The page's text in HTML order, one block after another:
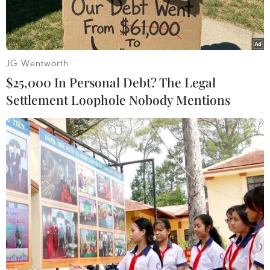
Ảnh minh họa. (Nguồn: www.abc.net.au)
Ngày 31/10, các bộ trưởng quốc phòng New
Zealand và Australia đã khẳng định quan hệ đối
tác quốc phòng song phương bền chặt thông
qua việc cam kết tiếp tục hợp tác tại Thái Bình
Dương.
JG Wentworth
$25,000 In Personal Debt? The Legal
Settlement Loophole Nobody Mentions